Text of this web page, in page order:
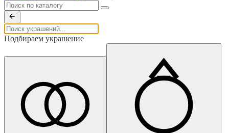
Подбираем украшение